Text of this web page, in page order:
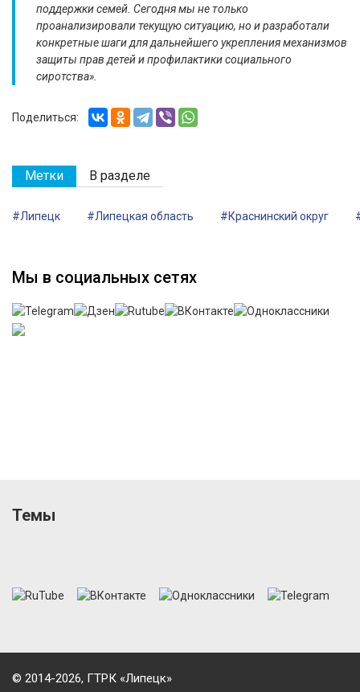
поддержки семей. Сегодня мы не только
проанализировали текущую ситуацию, но и разработали
конкретные шаги для дальнейшего укрепления механизмов
защиты прав детей и профилактики социального
сиротства».
Поделиться:
Метки В разделе
#Липецк #Липецкая область #Краснинский округ
Мы в социальных сетях
Темы
© 2014-2026, ГТРК «Липецк»